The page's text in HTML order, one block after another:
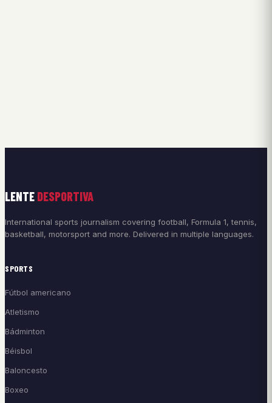
LENTE DESPORTIVA
International sports journalism covering football, Formula 1, tennis,
basketball, motorsport and more. Delivered in multiple languages.
SPORTS
Fútbol americano
Atletismo
Bádminton
Béisbol
Baloncesto
Boxeo